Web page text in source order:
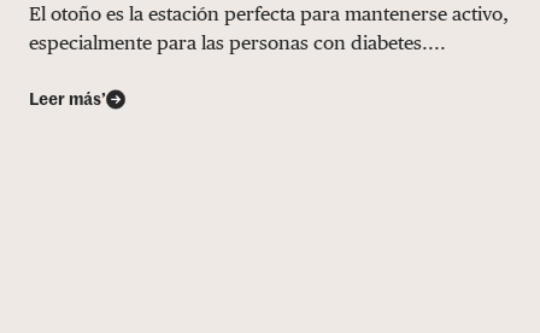
El otoño es la estación perfecta para mantenerse activo,
especialmente para las personas con diabetes....
Leer más’